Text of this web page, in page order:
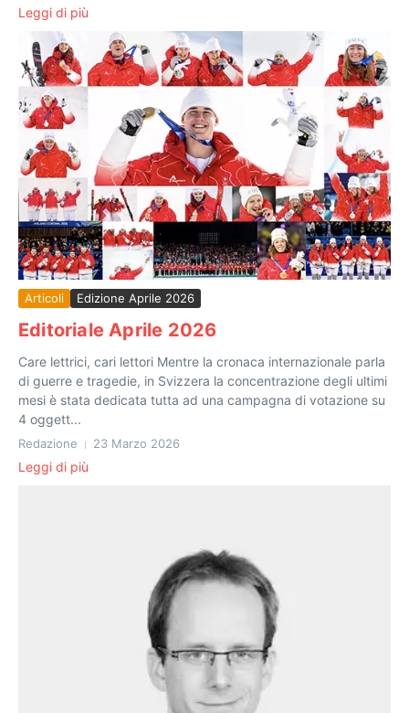
Leggi di più
Articoli Edizione Aprile 2026
Editoriale Aprile 2026
Care lettrici, cari lettori Mentre la cronaca internazionale parla
di guerre e tragedie, in Svizzera la concentrazione degli ultimi
mesi è stata dedicata tutta ad una campagna di votazione su
4 oggett...
Redazione 23 Marzo 2026
Leggi di più